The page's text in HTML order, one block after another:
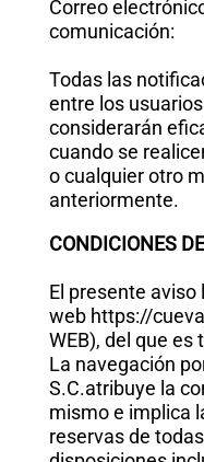
Correo
comunicación:
Todas las
entre los
considerarán
cuando se
o cualquier otro
anteriormente.
CONDICIONES
El presente aviso
web https://
WEB), del que es
La navegación
S.C.atribuye la
mismo e implica
reservas de